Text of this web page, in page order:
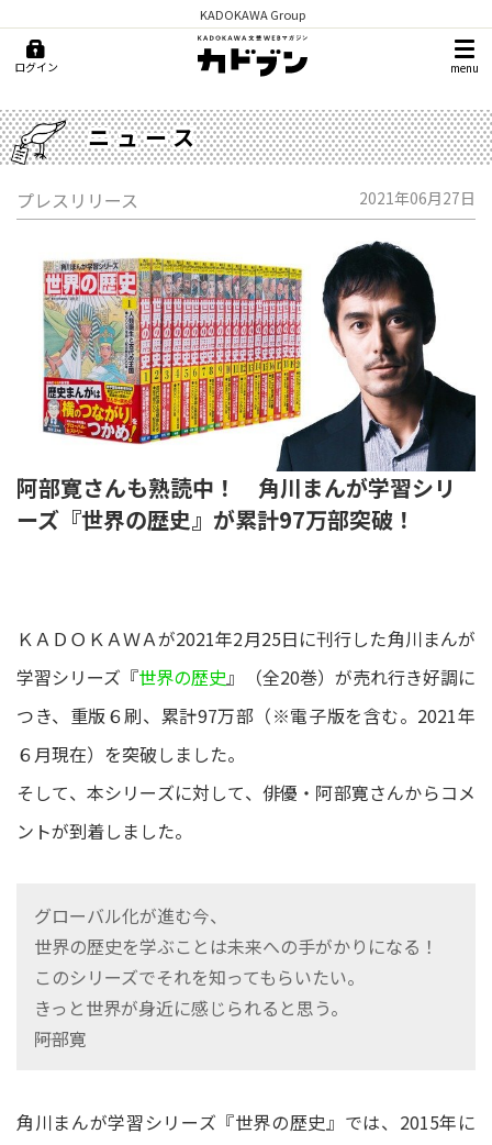
KADOKAWA Group
ログイン menu
ニュース
プレスリリース 2021年06月27日
阿部寛さんも熟読中！ 角川まんが学習シリ
ーズ『世界の歴史』が累計97万部突破！
ＫＡＤＯＫＡＷＡが2021年2月25日に刊行した角川まんが
学習シリーズ『世界の歴史』（全20巻）が売れ行き好調に
つき、重版６刷、累計97万部（※電子版を含む。2021年
６月現在）を突破しました。
そして、本シリーズに対して、俳優・阿部寛さんからコメ
ントが到着しました。
グローバル化が進む今、
世界の歴史を学ぶことは未来への手がかりになる！
このシリーズでそれを知ってもらいたい。
きっと世界が身近に感じられると思う。
――阿部寛
角川まんが学習シリーズ『世界の歴史』では、2015年に